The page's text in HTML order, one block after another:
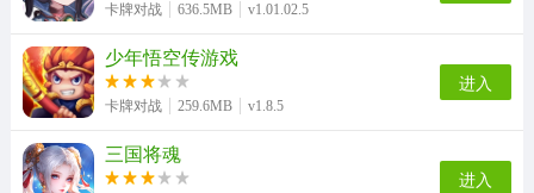
卡牌对战 636.5MB v1.01.02.5
少年悟空传游戏
卡牌对战 259.6MB v1.8.5
进入
三国将魂
进入